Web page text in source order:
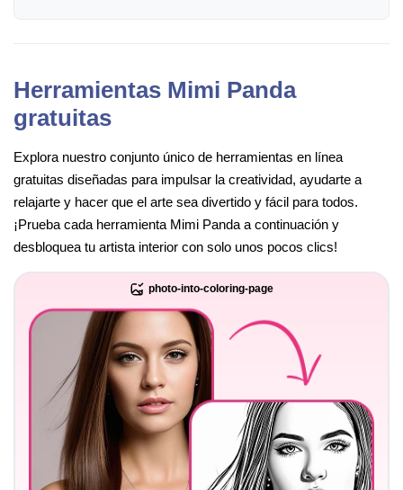
Herramientas Mimi Panda
gratuitas
Explora nuestro conjunto único de herramientas en línea
gratuitas diseñadas para impulsar la creatividad, ayudarte a
relajarte y hacer que el arte sea divertido y fácil para todos.
¡Prueba cada herramienta Mimi Panda a continuación y
desbloquea tu artista interior con solo unos pocos clics!
photo-into-coloring-page